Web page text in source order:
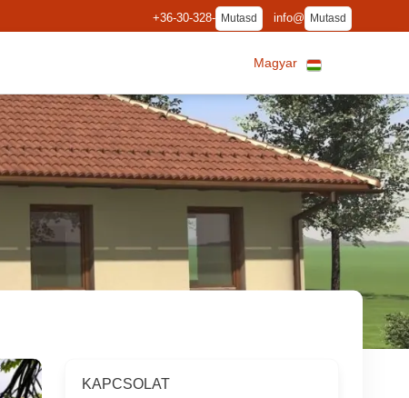
+36-30-328- Mutasd info@ Mutasd
Magyar
KAPCSOLAT